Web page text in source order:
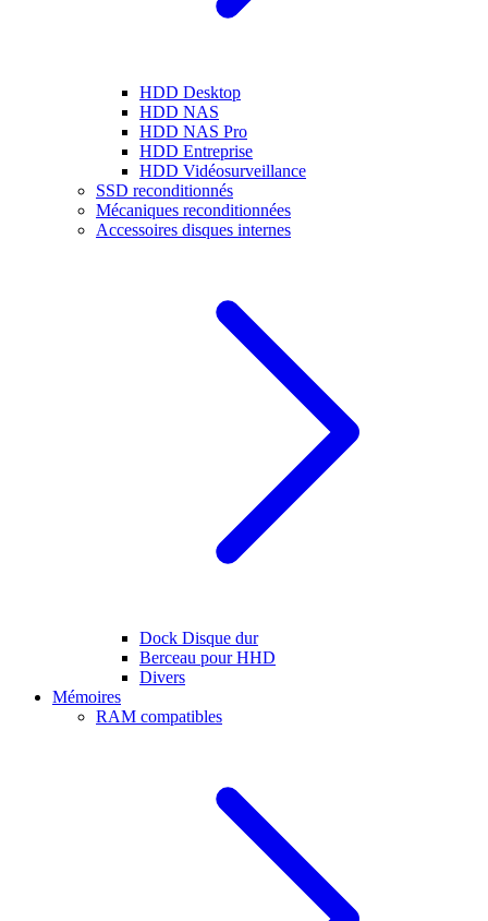
HDD Desktop
HDD NAS
HDD NAS Pro
HDD Entreprise
HDD Vidéosurveillance
SSD reconditionnés
Mécaniques reconditionnées
Accessoires disques internes
Dock Disque dur
Berceau pour HHD
Divers
Mémoires
RAM compatibles